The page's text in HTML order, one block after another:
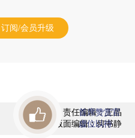
订阅/会员升级
责任编辑：王晶
版面编辑：何书静
首席赞赏官
虚位以待